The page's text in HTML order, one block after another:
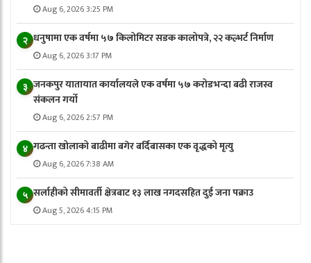
Aug 6, 2026 3:25 PM
२ धनुषामा एक वर्षमा ५७ किलोमिटर सडक कालोपत्रे, २२ कल्भर्ट निर्माण
Aug 6, 2026 3:17 PM
३ जनकपुर यातायात कार्यालयले एक वर्षमा ५७ करोडभन्दा बढी राजस्व
संकलन गर्याे
Aug 6, 2026 2:57 PM
४ गढन्ता खोलाको बाढीमा बगेर बर्दिबासका एक वृद्धको मृत्यु
Aug 6, 2026 7:38 AM
५ सर्लाहीको सीमावर्ती क्षेत्रबाट १३ लाख नगदसहित दुई जना पक्राउ
Aug 5, 2026 4:15 PM